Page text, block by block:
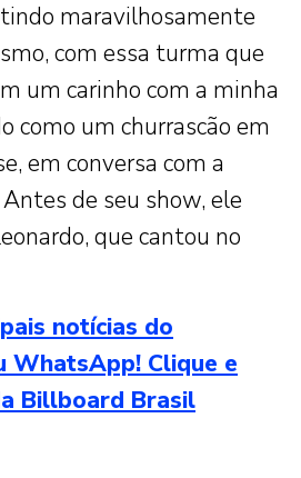
maravilhosamente
com essa turma que
um carinho com a minha
como um churrascão em
em conversa com a
Antes de seu show, ele
que cantou no
notícias do
WhatsApp! Clique e
Billboard Brasil